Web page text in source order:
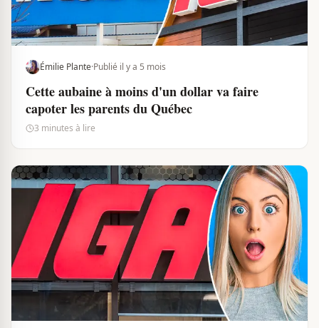
Émilie Plante·Publié il y a 5 mois
Cette aubaine à moins d'un dollar va faire
capoter les parents du Québec
3 minutes à lire